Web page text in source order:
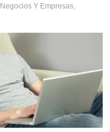
Negocios Y Empresas,